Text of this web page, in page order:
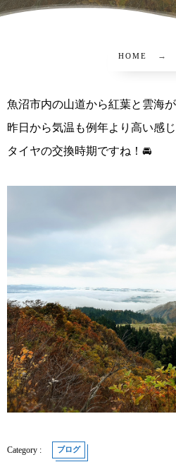
HOME
魚沼市内の山道から紅葉と雲海
昨日から気温も例年より高い感
タイヤの交換時期ですね！🚘
ブログ